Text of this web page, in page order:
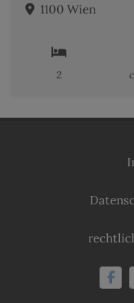
1100 Wien
2